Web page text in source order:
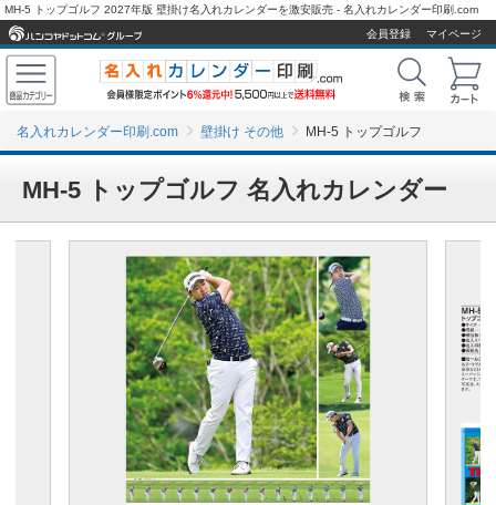
MH-5 トップゴルフ 2027年版 壁掛け名入れカレンダーを激安販売 - 名入れカレンダー印刷.com
会員登録
マイページ
名入れカレンダー印刷.com 壁掛け その他 MH-5 トップゴルフ
MH-5 トップゴルフ 名入れカレンダー